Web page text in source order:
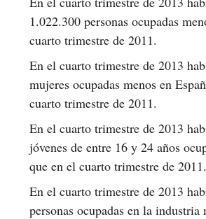
1.022.300 personas ocupadas
cuarto trimestre de 2011.
En el cuarto trimestre de 2013
mujeres ocupadas menos en
cuarto trimestre de 2011.
En el cuarto trimestre de 2013
jóvenes de entre 16 y 24 años
que en el cuarto trimestre de 2011.
En el cuarto trimestre de 2013
personas ocupadas en la industria